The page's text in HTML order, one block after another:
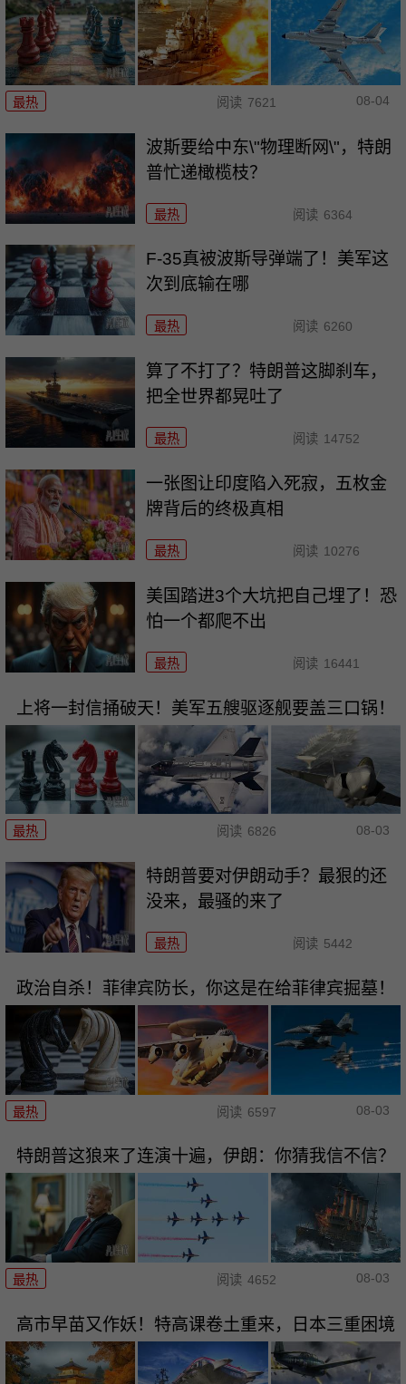
最热 阅读 7621 08-04
波斯要给中东\"物理断网\"，特朗
普忙递橄榄枝？
最热 阅读 6364
F-35真被波斯导弹端了！美军这
次到底输在哪
最热 阅读 6260
算了不打了？特朗普这脚刹车，
把全世界都晃吐了
最热 阅读 14752
一张图让印度陷入死寂，五枚金
牌背后的终极真相
最热 阅读 10276
美国踏进3个大坑把自己埋了！恐
怕一个都爬不出
最热 阅读 16441
上将一封信捅破天！美军五艘驱逐舰要盖三口锅！
最热 阅读 6826 08-03
特朗普要对伊朗动手？最狠的还
没来，最骚的来了
最热 阅读 5442
政治自杀！菲律宾防长，你这是在给菲律宾掘墓！
最热 阅读 6597 08-03
特朗普这狼来了连演十遍，伊朗：你猜我信不信？
最热 阅读 4652 08-03
高市早苗又作妖！特高课卷土重来，日本三重困境